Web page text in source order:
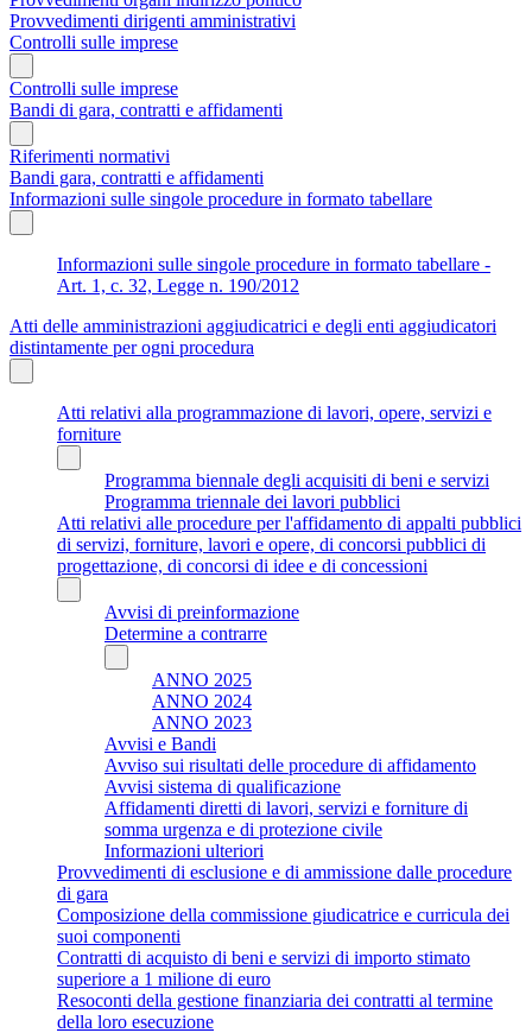
Provvedimenti dirigenti amministrativi
Controlli sulle imprese
Controlli sulle imprese
Bandi di gara, contratti e affidamenti
Riferimenti normativi
Bandi gara, contratti e affidamenti
Informazioni sulle singole procedure in formato tabellare
Informazioni sulle singole procedure in formato tabellare -
Art. 1, c. 32, Legge n. 190/2012
Atti delle amministrazioni aggiudicatrici e degli enti aggiudicatori
distintamente per ogni procedura
Atti relativi alla programmazione di lavori, opere, servizi e
forniture
Programma biennale degli acquisiti di beni e servizi
Programma triennale dei lavori pubblici
Atti relativi alle procedure per l'affidamento di appalti pubblici
di servizi, forniture, lavori e opere, di concorsi pubblici di
progettazione, di concorsi di idee e di concessioni
Avvisi di preinformazione
Determine a contrarre
ANNO 2025
ANNO 2024
ANNO 2023
Avvisi e Bandi
Avviso sui risultati delle procedure di affidamento
Avvisi sistema di qualificazione
Affidamenti diretti di lavori, servizi e forniture di
somma urgenza e di protezione civile
Informazioni ulteriori
Provvedimenti di esclusione e di ammissione dalle procedure
di gara
Composizione della commissione giudicatrice e curricula dei
suoi componenti
Contratti di acquisto di beni e servizi di importo stimato
superiore a 1 milione di euro
Resoconti della gestione finanziaria dei contratti al termine
della loro esecuzione